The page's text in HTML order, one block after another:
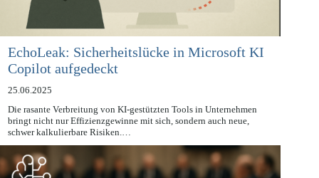
EchoLeak: Sicherheitslücke in Microsoft KI
Copilot aufgedeckt
25.06.2025
Die rasante Verbreitung von KI-gestützten Tools in Unternehmen
bringt nicht nur Effizienzgewinne mit sich, sondern auch neue,
schwer kalkulierbare Risiken.…